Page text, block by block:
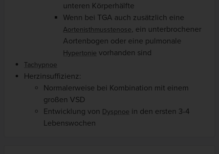
unteren Körperhälfte
Wenn bei TGA auch zusätzlich eine
Aortenisthmusstenose, ein unterbrochener
Aortenbogen oder eine pulmonale
Hypertonie vorhanden sind
Tachypnoe
Herzinsuffizienz:
Normalerweise bei Kombination mit einem
großen VSD
Entwicklung von Dyspnoe in den ersten 3-4
Lebenswochen